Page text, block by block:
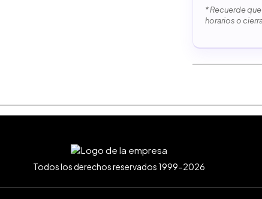
* Recuerde
horarios o
Todos los derechos reservados 1999-2026